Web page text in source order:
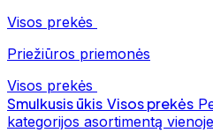
Visos prekės
Priežiūros priemonės
Visos prekės
Smulkusis ūkis Visos prekės
kategorijos asortimentą